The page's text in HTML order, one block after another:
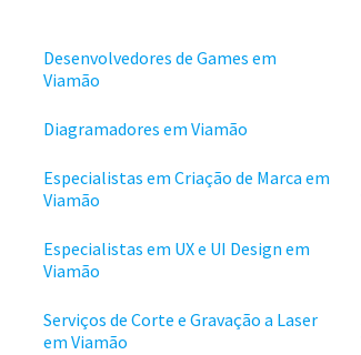
Desenvolvedores de Games em
Viamão
Diagramadores em Viamão
Especialistas em Criação de Marca em
Viamão
Especialistas em UX e UI Design em
Viamão
Serviços de Corte e Gravação a Laser
em Viamão